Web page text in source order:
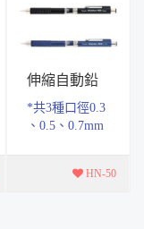
伸縮自動鉛
筆
*共3種口徑0.3
、0.5、0.7mm
二段式伸縮，HN-50